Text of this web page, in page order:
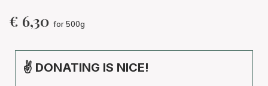
€ 6,30 for 500g
✌ DONATING IS NICE!